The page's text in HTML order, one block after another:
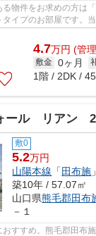
る物件をお求めの方は
イプのお部屋です。
ます。駅か...
4.7万円 (管
敷金 0ヶ月
1階 / 2DK /
ール リアン
敷0
5.2万円
山陽本線 「 田布施
築10年 / 57.07㎡
山口県熊毛郡田布
－１
すすめ。熊毛郡田布